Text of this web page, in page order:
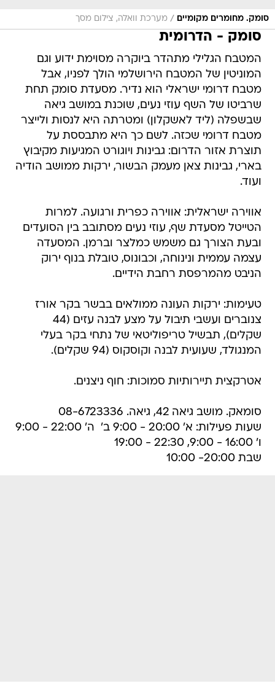
סומק. מחומרים מקומיים / מערכת וואלה, צילום מסך
סומק - הדרומית
המטבח הגלילי מתהדר ביוקרה מסוימת ידוע וגם
המוניטין של המטבח הירושלמי הולך לפניו, אבל
מטבח דרומי ישראלי הוא נדיר. מסעדת סומק תחת
שרביטו של השף עוזי נעים, שוכנת במושב גיאה
שבשפלה (ליד לאשקלון) ומטרתה היא לנסות ולייצר
מטבח דרומי שכזה. לשם כך היא מתבססת על
תוצרת אזור הדרום: גבינות ויוגורט המגיעות מקיבוץ
בארי, גבינות צאן מעמק הבשור, ירקות ממושב הודיה
ועוד.
אווירה ישראלית: אווירה כפרית ורגועה. למרות
הטייטל מסעדת שף, עוזי נעים מסתובב בין הסועדים
ובעת הצורך גם משמש כמלצר וברמן. המסעדה
עצמה עממית ונינוחה, וכבונוס, טובלת בנוף ירוק
הניבט מהמרפסת רחבת הידיים.
טעימות: ירקות העונה ממולאים בבשר בקר אורז
צנוברים ועשבי תיבול על מצע לבנה עזים (44
שקלים), תבשיל טריפוליטאי של נתחי בקר בעלי
המנגולד, שעועית לבנה וקוסקוס (94 שקלים).
אטרקצית תיירותיות סמוכות: חוף ניצנים.
סומאק. מושב גיאה 42, גיאה. 08-6723336
שעות פעילות: א' 20:00 - 9:00 ב'  ה' 22:00 - 9:00
ו' 16:00 - 9:00, 22:30 - 19:00
שבת 20:00- 10:00